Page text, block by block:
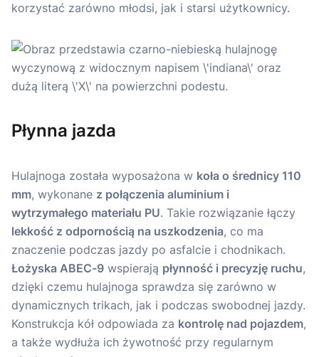
korzystać zarówno młodsi, jak i starsi użytkownicy.
Płynna jazda
Hulajnoga została wyposażona w koła o średnicy 110
mm, wykonane z połączenia aluminium i
wytrzymałego materiału PU. Takie rozwiązanie łączy
lekkość z odpornością na uszkodzenia, co ma
znaczenie podczas jazdy po asfalcie i chodnikach.
Łożyska ABEC-9 wspierają płynność i precyzję ruchu,
dzięki czemu hulajnoga sprawdza się zarówno w
dynamicznych trikach, jak i podczas swobodnej jazdy.
Konstrukcja kół odpowiada za kontrolę nad pojazdem,
a także wydłuża ich żywotność przy regularnym